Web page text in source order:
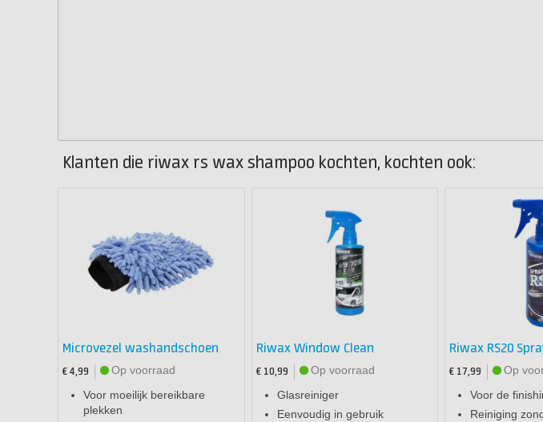
Klanten die riwax rs wax shampoo kochten, kochten ook:
Microvezel washandschoen
€ 4,99
Op voorraad
Voor moeilijk bereikbare
plekken
Riwax Window Clean
€ 10,99
Op voorraad
Glasreiniger
Eenvoudig in gebruik
Riwax RS20
€ 17,99
Op
Voor de
Reiniging